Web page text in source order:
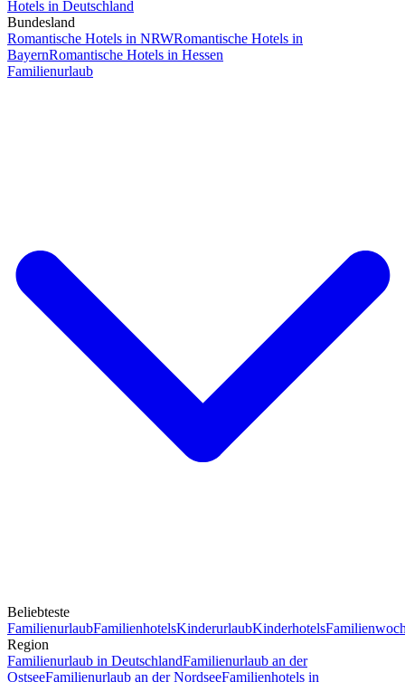
Hotels in Deutschland
Bundesland
Romantische Hotels in NRWRomantische Hotels in
BayernRomantische Hotels in Hessen
Familienurlaub
Beliebteste
FamilienurlaubFamilienhotelsKinderurlaubKinderhotels
Region
Familienurlaub in DeutschlandFamilienurlaub an der
OstseeFamilienurlaub an der NordseeFamilienhotels in